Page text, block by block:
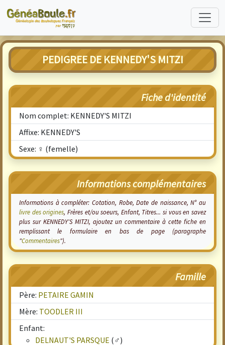
PEDIGREE DE KENNEDY'S MITZI
Fiche d'identité
Nom complet: KENNEDY'S MITZI
Affixe: KENNEDY'S
Sexe: ♀ (femelle)
Informations complémentaires
Informations à compléter: Cotation, Robe, Date de naissance, N° au
livre des origines, Frères et/ou soeurs, Enfant, Titres... si vous en savez
plus sur KENNEDY'S MITZI, ajoutez un commentaire à cette fiche en
remplissant le formulaire en bas de page (paragraphe
"Commentaires").
Famille
Père: PETAIRE GAMIN
Mère: TOODLER III
Enfant:
DELNAUT'S PARSQUE (♂)